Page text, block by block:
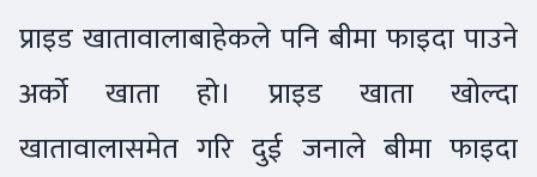
प्राइड खातावालाबाहेकले पनि बीमा फाइदा पाउने
अर्को खाता हो। प्राइड खाता खोल्दा
खातावालासमेत गरि दुई जनाले बीमा फाइदा